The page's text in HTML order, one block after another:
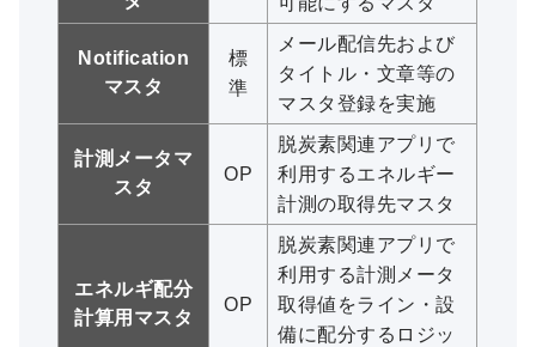
Notification
マスタ
標
準
メール配信先および
タイトル・文章等の
マスタ登録を実施
計測メータマ
スタ
OP
脱炭素関連アプリで
利用するエネルギー
計測の取得先マスタ
エネルギ配分
計算用マスタ
OP
脱炭素関連アプリで
利用する計測メータ
取得値をライン・設
備に配分するロジッ